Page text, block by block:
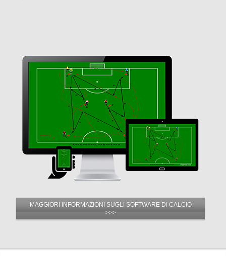
MAGGIORI INFORMAZIONI SUGLI SOFTWARE DI CALCIO
>>>